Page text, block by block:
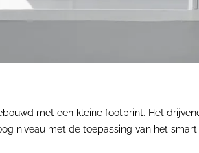
met een kleine footprint. Het
niveau met de toepassing van het